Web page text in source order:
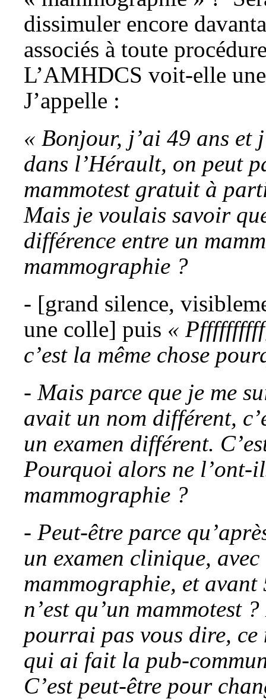
dissimuler encore
associés à toute
L’AMHDCS voit-elle
J’appelle :
« Bonjour, j’ai 49 ans et
dans l’Hérault, on peut
mammotest gratuit à
Mais je voulais savoir
différence entre un
mammographie ?
- [grand silence,
une colle] puis «
c’est la même chose
- Mais parce que je me
avait un nom différent,
un examen différent.
Pourquoi alors ne l’ont-
mammographie ?
- Peut-être parce
un examen clinique, avec
mammographie, et avant
n’est qu’un mammotest
pourrai pas vous dire, ce
qui ai fait la pub-
C’est peut-être pour